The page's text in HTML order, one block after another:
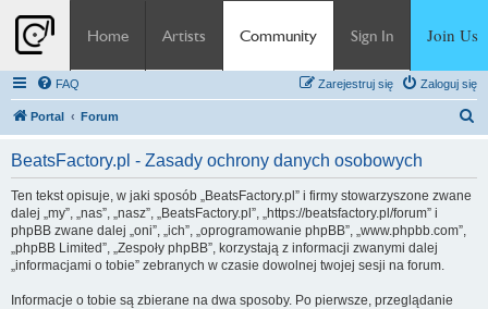
Home Artists Community Sign In Join Us
FAQ Zaloguj się
Zarejestruj się
Portal Forum
BeatsFactory.pl - Zasady ochrony danych osobowych
Ten tekst opisuje, w jaki sposób „BeatsFactory.pl” i firmy stowarzyszone zwane
dalej „my”, „nas”, „nasz”, „BeatsFactory.pl”, „https://beatsfactory.pl/forum” i
phpBB zwane dalej „oni”, „ich”, „oprogramowanie phpBB”, „www.phpbb.com”,
„phpBB Limited”, „Zespoły phpBB”, korzystają z informacji zwanymi dalej
„informacjami o tobie” zebranych w czasie dowolnej twojej sesji na forum.
Informacje o tobie są zbierane na dwa sposoby. Po pierwsze, przeglądanie